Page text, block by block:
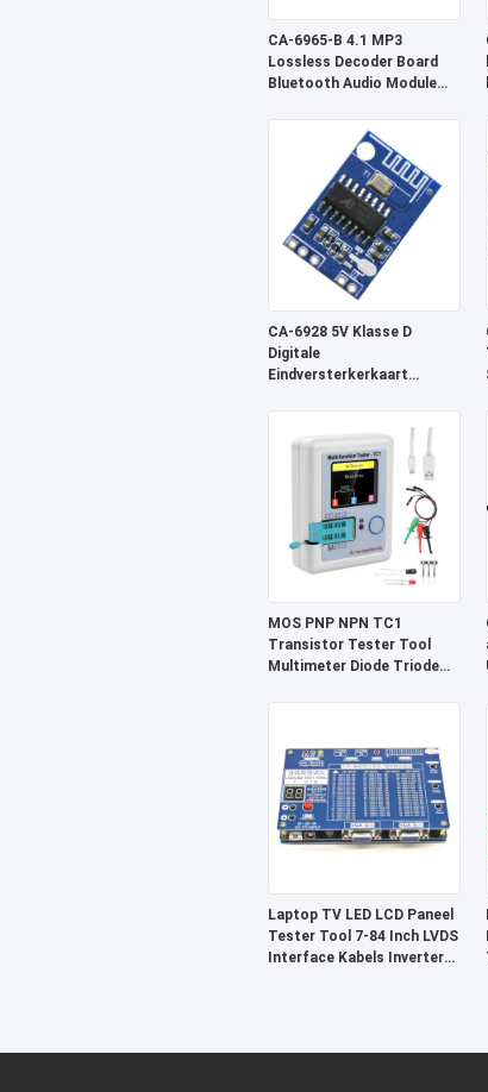
CA-6965-B 4.1 MP3
Lossless Decoder Board
Bluetooth Audio Module
Ontvangersysteem
CA-6928 5V Klasse D
Digitale
Eindversterkerkaart
MOS PNP NPN TC1
Transistor Tester Tool
Multimeter Diode Triode
Laptop TV LED LCD Paneel
Tester Tool 7-84 Inch LVDS
Interface Kabels Inverter